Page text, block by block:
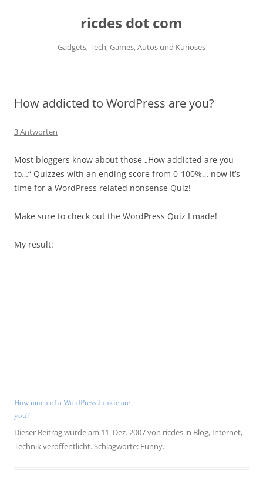
ricdes dot com
Gadgets, Tech, Games, Autos und Kurioses
How addicted to WordPress are you?
3 Antworten
Most bloggers know about those „How addicted are you
to…“ Quizzes with an ending score from 0-100%… now it’s
time for a WordPress related nonsense Quiz!
Make sure to check out the WordPress Quiz I made!
My result:
How much of a WordPress Junkie are
you?
Dieser Beitrag wurde am 11. Dez. 2007von ricdes in Blog, Internet,
Technikveröffentlicht. Schlagworte: Funny.